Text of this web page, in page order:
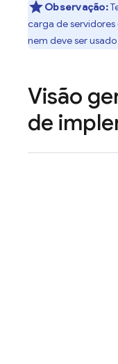
Observação:
carga de
nem deve ser usado
Visão
de